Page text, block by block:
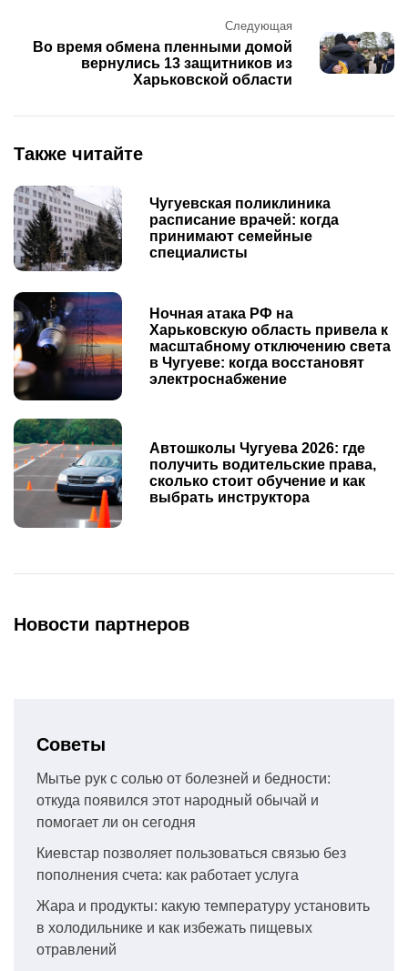
Следующая
Во время обмена пленными домой
вернулись 13 защитников из
Харьковской области
Также читайте
Чугуевская поликлиника
расписание врачей: когда
принимают семейные
специалисты
Ночная атака РФ на
Харьковскую область привела к
масштабному отключению света
в Чугуеве: когда восстановят
электроснабжение
Автошколы Чугуева 2026: где
получить водительские права,
сколько стоит обучение и как
выбрать инструктора
Новости партнеров
Советы
Мытье рук с солью от болезней и бедности:
откуда появился этот народный обычай и
помогает ли он сегодня
Киевстар позволяет пользоваться связью без
пополнения счета: как работает услуга
Жара и продукты: какую температуру установить
в холодильнике и как избежать пищевых
отравлений